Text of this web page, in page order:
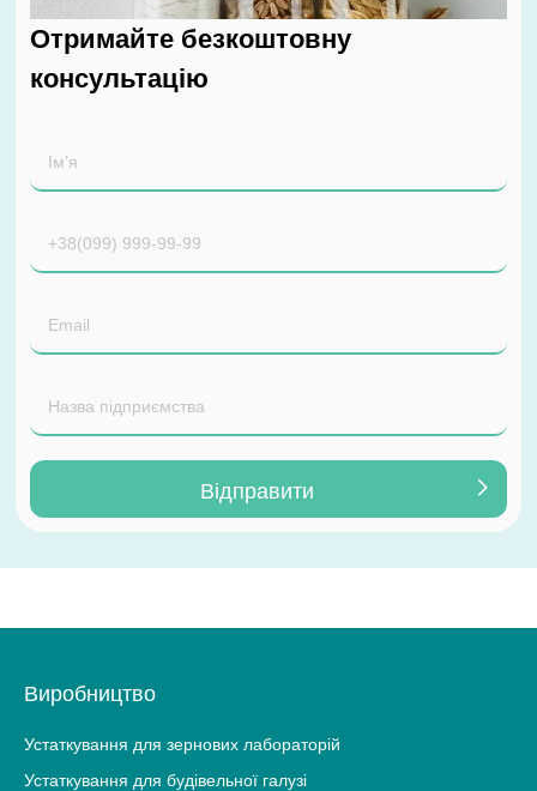
Отримайте безкоштовну
консультацію
Виробництво
Устаткування для зернових лабораторій
Устаткування для будівельної галузі